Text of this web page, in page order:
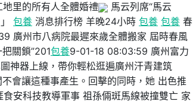
地里的所有人全體婚禮
馬云列席“馬云
包養 消息排行榜 羊晚24小時 包養 包養 春
廣州市八病院最遲來歲全體搬家 屆時春風
關鎖”201包養9-01-18 08:03:59 廣州富力
神器上線，帶你輕松逛遍廣州汗青建筑
會讓這種事產生。回擊的同時，她 出色推
安科技教導軍事 祖孫倆斑馬線被撞雙亡 家